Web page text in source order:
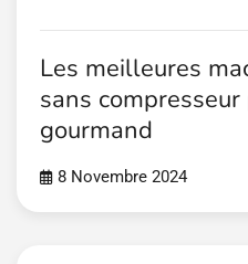
Les meilleures
sans
gourmand
8 Novembre 2024